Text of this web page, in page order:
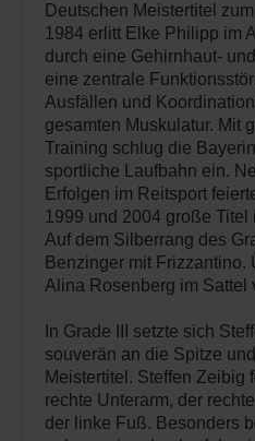
Deutschen Meistertitel
1984 erlitt Elke Philipp im
durch eine Gehirnhaut-
eine zentrale
Ausfällen und
gesamten Muskulatur. Mit
Training schlug die
sportliche Laufbahn ein.
Erfolgen im Reitsport
1999 und 2004 große Titel
Auf dem Silberrang des
Benzinger mit Frizzantino.
Alina Rosenberg im Sattel
In Grade III setzte sich
souverän an die Spitze
Meistertitel. Steffen Zeibig
rechte Unterarm, der
der linke Fuß. Besonders